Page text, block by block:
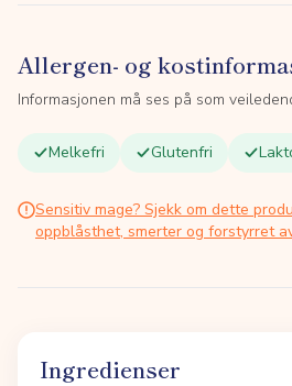
Allergen- og
Informasjonen må ses på som
Melkefri Glutenfri
Sensitiv mage? Sjekk om dette
oppblåsthet, smerter og forstyrret
Ingredienser